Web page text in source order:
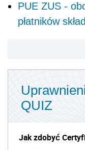
PUE ZUS -
płatników
QUIZ
Jak zdobyć